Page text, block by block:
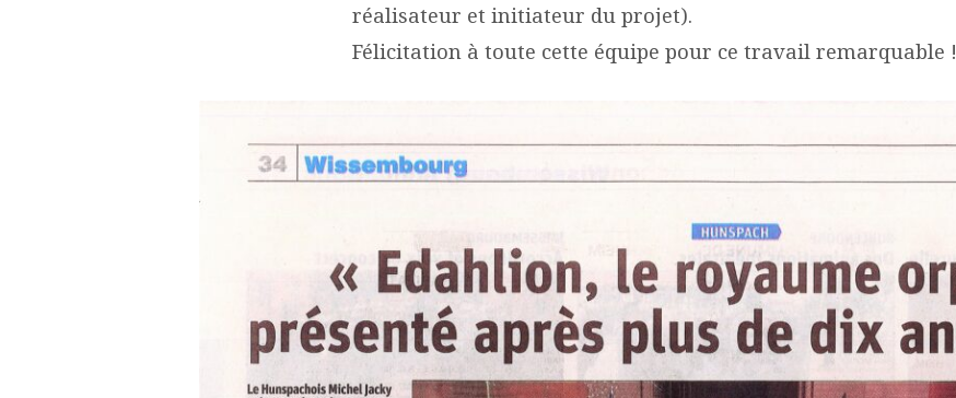
EDAHLIONréalisateur et initiateur du projet).
Félicitation à toute cette équipe pour ce travail remarquable !